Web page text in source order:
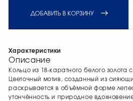
ДОБАВИТЬ В КОРЗИНУ
Характеристики
Описание
Кольцо из 18-каратного белого золота
Цветочный мотив, созданный из
раскрывается в объёмной форме
утончённость и природное